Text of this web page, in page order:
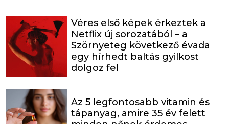
Véres első képek érkeztek a
Netflix új sorozatából – a
Szörnyeteg következő évada
egy hírhedt baltás gyilkost
dolgoz fel
Az 5 legfontosabb vitamin és
tápanyag, amire 35 év felett